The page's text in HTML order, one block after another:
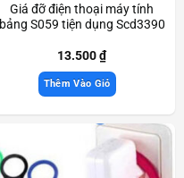
Giá đỡ điện thoại máy tính
bảng S059 tiện dụng Scd3390
13.500₫
Thêm Vào Giỏ